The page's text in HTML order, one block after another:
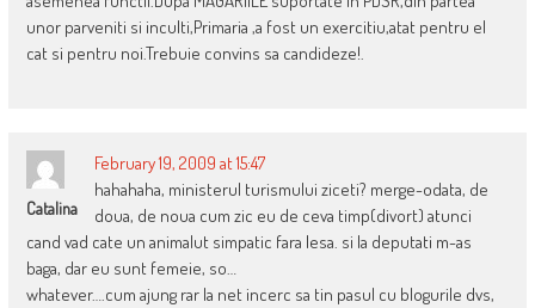
unor parveniti si inculti,Primaria ,a fost un exercitiu,atat pentru el
cat si pentru noi.Trebuie convins sa candideze!.
Catalina
February 19, 2009 at 15:47
hahahaha, ministerul turismului ziceti? merge-odata, de
doua, de noua cum zic eu de ceva timp(divort) atunci
cand vad cate un animalut simpatic fara lesa. si la deputati m-as
baga, dar eu sunt femeie, so…
whatever….cum ajung rar la net incerc sa tin pasul cu blogurile dvs,